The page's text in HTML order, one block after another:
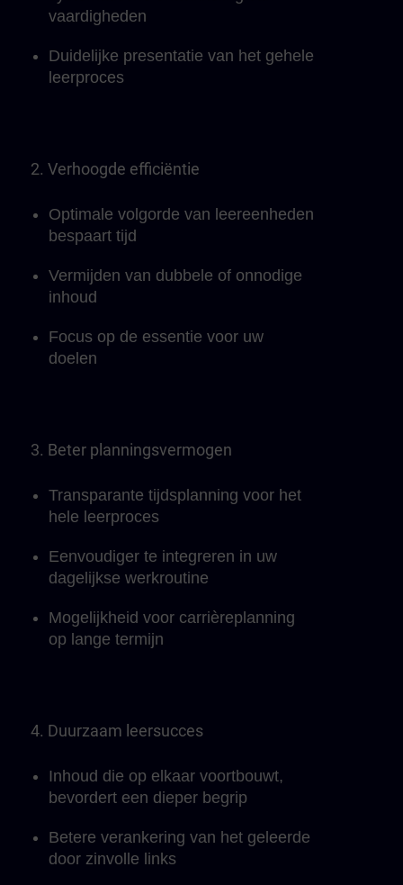
vaardigheden
Duidelijke presentatie van het gehele
leerproces
2. Verhoogde efficiëntie
Optimale volgorde van leereenheden
bespaart tijd
Vermijden van dubbele of onnodige
inhoud
Focus op de essentie voor uw
doelen
3. Beter planningsvermogen
Transparante tijdsplanning voor het
hele leerproces
Eenvoudiger te integreren in uw
dagelijkse werkroutine
Mogelijkheid voor carrièreplanning
op lange termijn
4. Duurzaam leersucces
Inhoud die op elkaar voortbouwt,
bevordert een dieper begrip
Betere verankering van het geleerde
door zinvolle links